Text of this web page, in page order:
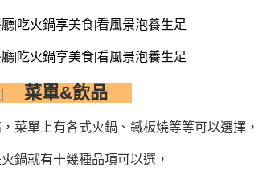
」 菜單&飲品
菜單上有各式火鍋、鐵板燒等等可以選擇，
鍋就有十幾種品項可以選，